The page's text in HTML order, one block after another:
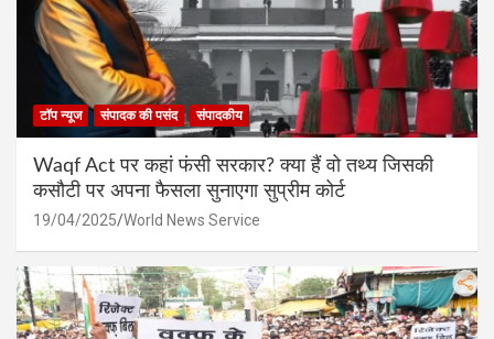
टॉप न्यूज संपादक की पसंद संपादकीय
Waqf Act पर कहां फंसी सरकार? क्या हैं वो तथ्य जिसकी
कसौटी पर अपना फैसला सुनाएगा सुप्रीम कोर्ट
19/04/2025 World News Service